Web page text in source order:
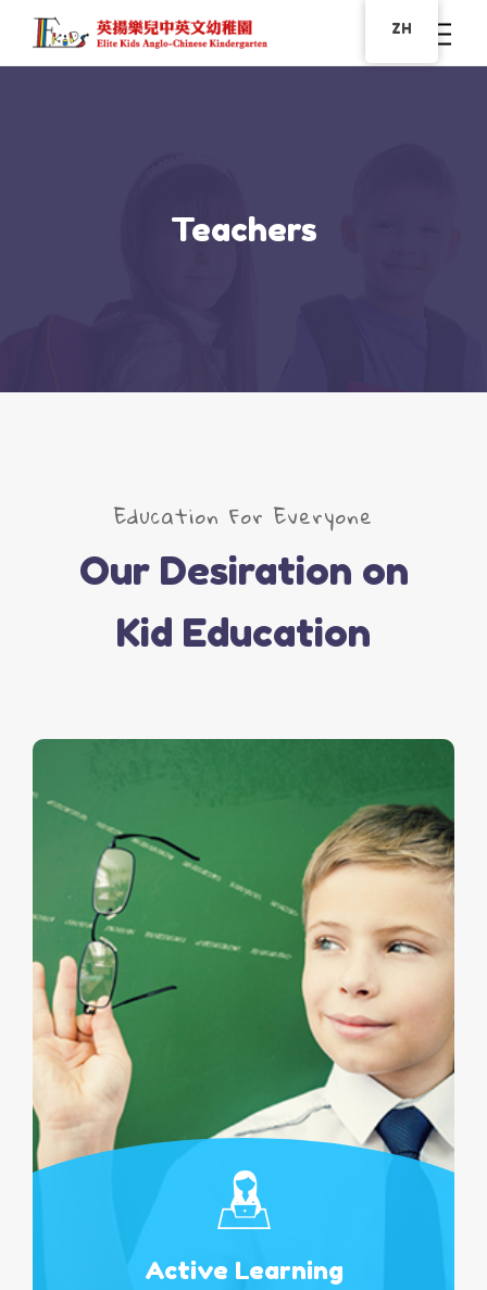
Teachers
Education For Everyone
Our Desiration on
Kid Education
Active Learning
ZH